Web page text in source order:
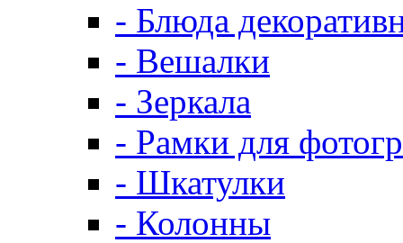
- Блюда
- Вешалки
- Зеркала
- Рамки для
- Шкатулки
- Колонны